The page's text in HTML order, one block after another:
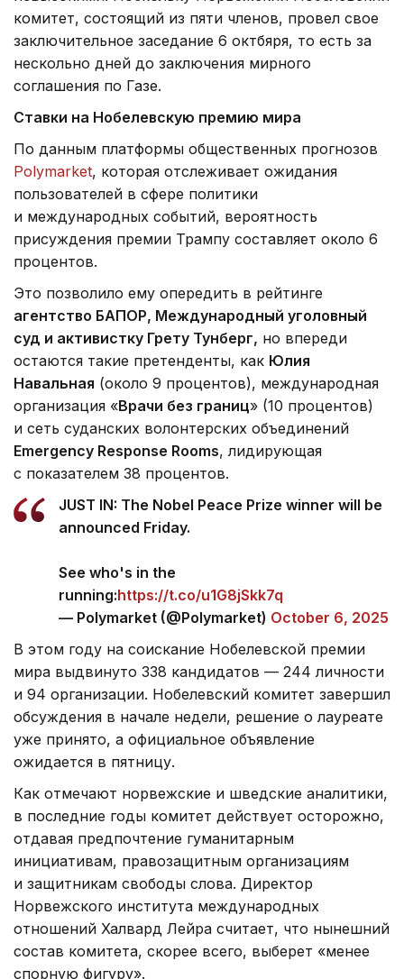
комитет, состоящий из пяти членов, провел свое
заключительное заседание 6 октбяря, то есть за
нескольно дней до заключения мирного
соглашения по Газе.
Ставки на Нобелевскую премию мира
По данным платформы общественных прогнозов
Polymarket, которая отслеживает ожидания
пользователей в сфере политики
и международных событий, вероятность
присуждения премии Трампу составляет около 6
процентов.
Это позволило ему опередить в рейтинге
агентство БАПОР, Международный уголовный
суд и активистку Грету Тунберг, но впереди
остаются такие претенденты, как Юлия
Навальная (около 9 процентов), международная
организация «Врачи без границ» (10 процентов)
и сеть суданских волонтерских объединений
Emergency Response Rooms, лидирующая
с показателем 38 процентов.
JUST IN: The Nobel Peace Prize winner will be
announced Friday.
See who's in the
running:https://t.co/u1G8jSkk7q
— Polymarket (@Polymarket) October 6, 2025
В этом году на соискание Нобелевской премии
мира выдвинуто 338 кандидатов — 244 личности
и 94 организации. Нобелевский комитет завершил
обсуждения в начале недели, решение о лауреате
уже принято, а официальное объявление
ожидается в пятницу.
Как отмечают норвежские и шведские аналитики,
в последние годы комитет действует осторожно,
отдавая предпочтение гуманитарным
инициативам, правозащитным организациям
и защитникам свободы слова. Директор
Норвежского института международных
отношений Халвард Лейра считает, что нынешний
состав комитета, скорее всего, выберет «менее
спорную фигуру».